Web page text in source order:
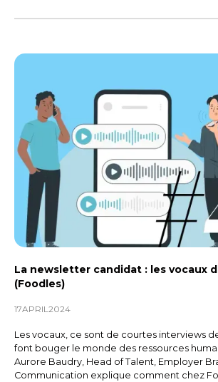
d’applications et de logiciels web sur
La newsletter candidat : les vocaux
(Foodles)
17APRIL2024
Les vocaux, ce sont de courtes interviews
font bouger le monde des ressources
Aurore Baudry, Head of Talent, Employer
Communication explique comment chez